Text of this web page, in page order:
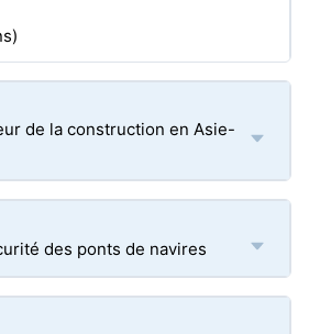
de la construction en Asie-
des ponts de navires